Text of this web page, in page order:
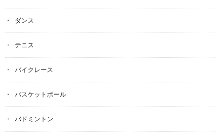
ダンス
テニス
バイクレース
バスケットボール
バドミントン